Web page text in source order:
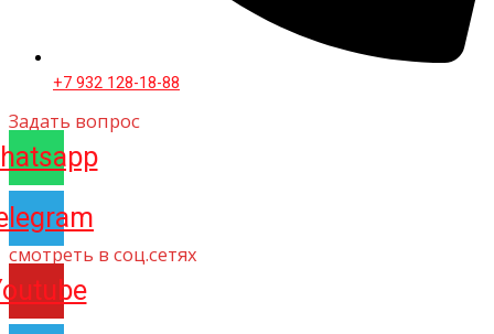
+7 932 128-18-88
Задать вопрос
смотреть в соц.сетях